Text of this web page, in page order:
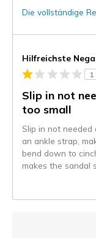
Die vollständige
Hilfreichste
1
Slip in not
too small
Slip in not
an ankle strap,
bend down to
makes the sandal